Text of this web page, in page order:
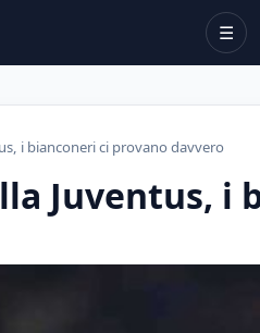
☰
i bianconeri ci provano davvero
Juventus, i